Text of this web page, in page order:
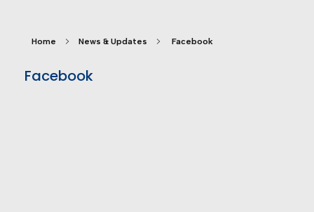
Home News & Updates Facebook
Facebook